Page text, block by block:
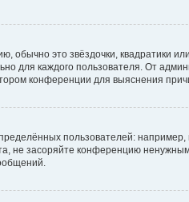
это звёздочки, квадратики
для каждого пользователя. От
конференции для выяснения
пользователей:
засоряйте конференцию